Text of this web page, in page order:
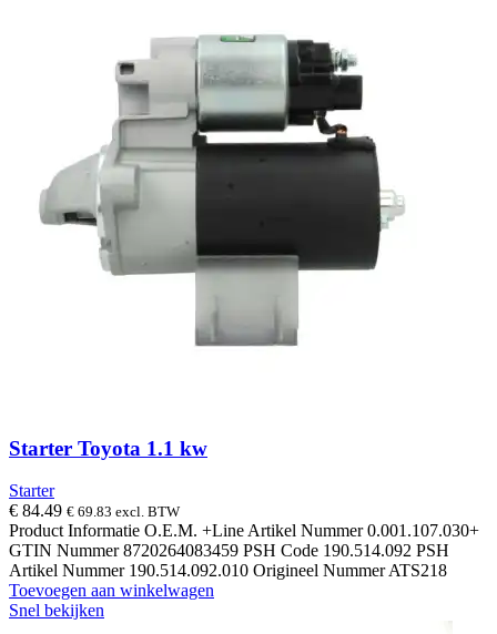
Starter Toyota 1.1 kw
Starter
€ 84.49 € 69.83 excl. BTW
Product Informatie O.E.M. +Line Artikel Nummer 0.001.107.030+
GTIN Nummer 8720264083459 PSH Code 190.514.092 PSH
Artikel Nummer 190.514.092.010 Origineel Nummer ATS218
Toevoegen aan winkelwagen
Snel bekijken